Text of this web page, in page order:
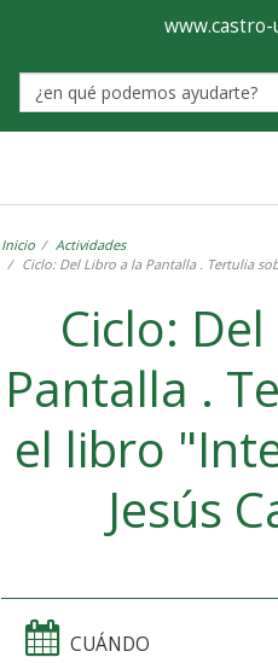
de
Castro-
Inicio
Actividades
Ciclo: Del Libro a la Pantalla . Tertulia
Ciclo:
Pantalla .
el libro
Jesús
CUÁNDO